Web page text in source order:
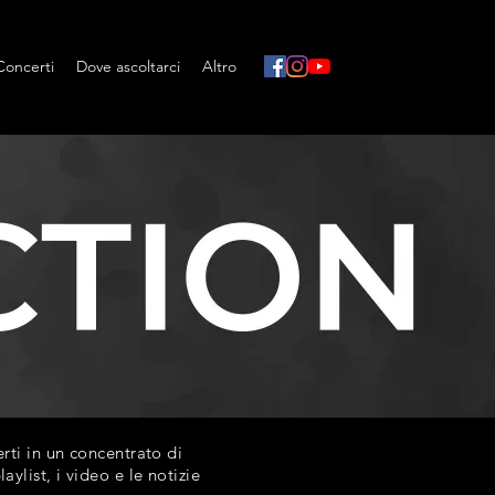
Dove ascoltarci Altro
in un concentrato di
i video e le notizie